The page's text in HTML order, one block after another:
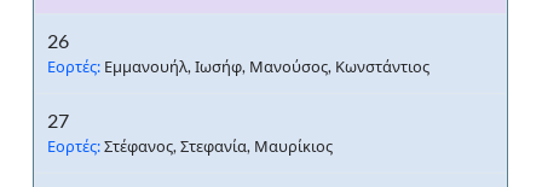
26
Εορτές: Εμμανουήλ, Ιωσήφ, Μανούσος, Κωνστάντιος
27
Εορτές:Στέφανος, Στεφανία, Μαυρίκιος